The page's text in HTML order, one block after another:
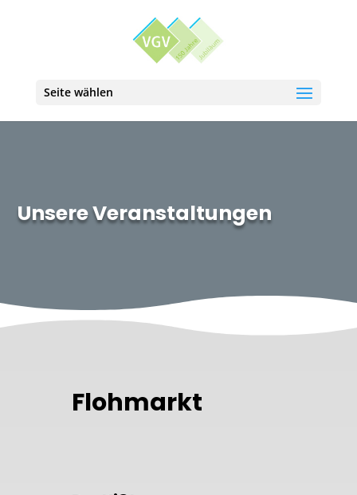
Seite wählen
Unsere Veranstaltungen
Flohmarkt